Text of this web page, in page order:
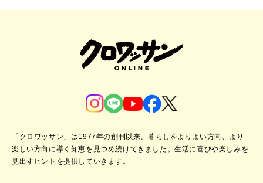
「クロワッサン」は1977年の創刊以来、暮らしをよりよい方向、より
楽しい方向に導く知恵を見つめ続けてきました。生活に喜びや楽しみを
見出すヒントを提供していきます。